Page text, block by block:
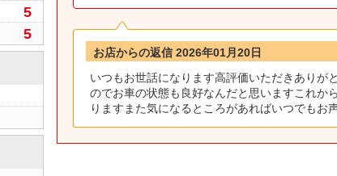
5
5
お店からの返信 2026年01月20日
いつもお世話になります高評価いただきありが
のでお車の状態も良好なんだと思いますこれか
りますまた気になるところがあればいつでもお